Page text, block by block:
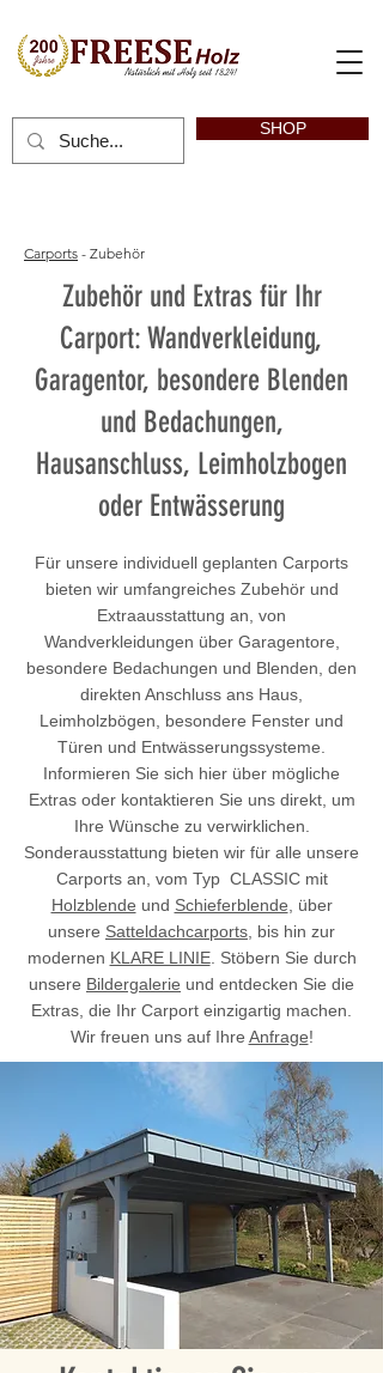
SHOP
Carports - Zubehör
Zubehör und Extras für Ihr
Carport: Wandverkleidung,
Garagentor, besondere Blenden
und Bedachungen,
Hausanschluss, Leimholzbogen
oder Entwässerung
Für unsere individuell geplanten Carports
bieten wir umfangreiches Zubehör und
Extraausstattung an, von
Wandverkleidungen über Garagentore,
besondere Bedachungen und Blenden, den
direkten Anschluss ans Haus,
Leimholzbögen, besondere Fenster und
Türen und Entwässerungssysteme.
Informieren Sie sich hier über mögliche
Extras oder kontaktieren Sie uns direkt, um
Ihre Wünsche zu verwirklichen.
Sonderausstattung bieten wir für alle unsere
Carports an, vom Typ CLASSIC mit
Holzblende und Schieferblende , über
unsere Satteldachcarports , bis hin zur
modernen KLARE LINIE. Stöbern Sie durch
unsere Bildergalerie und entdecken Sie die
Extras, die Ihr Carport einzigartig machen.
Wir freuen uns auf Ihre Anfrage!